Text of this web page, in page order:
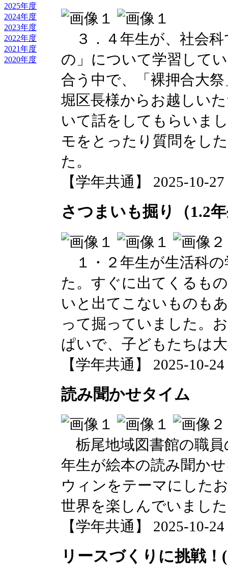
2025年度
2024年度
2023年度
2022年度
2021年度
2020年度
３．４年生が、社会
の」について学習して
合う中で、「裸押合大
堀区長様からお越しい
いて話をしてもらいま
モをとったり質問をし
た。
【学年共通】 2025-10-
さつまいも掘り（1.2
１・２年生が生活科
た。すぐに出てくるも
いと出てこないものも
って掘っていました。
ぱいで、子どもたちは
【学年共通】 2025-10-
読み聞かせタイム
栃尾地域図書館の職
年生が絵本の読み聞か
ウィンをテーマにした
世界を楽しんでいまし
【学年共通】 2025-10-
リースづくりに挑戦！